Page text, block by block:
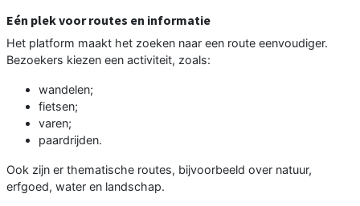
Eén plek voor routes en informatie
Het platform maakt het zoeken naar een route eenvoudiger.
Bezoekers kiezen een activiteit, zoals:
wandelen;
fietsen;
varen;
paardrijden.
Ook zijn er thematische routes, bijvoorbeeld over natuur,
erfgoed, water en landschap.